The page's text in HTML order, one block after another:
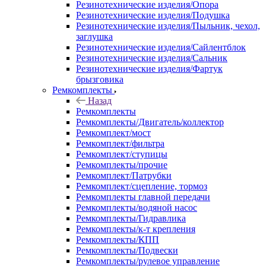
Резинотехнические изделия/Опора
Резинотехнические изделия/Подушка
Резинотехнические изделия/Пыльник, чехол,
заглушка
Резинотехнические изделия/Сайлентблок
Резинотехнические изделия/Сальник
Резинотехнические изделия/Фартук
брызговика
Ремкомплекты
Назад
Ремкомплекты
Ремкомплекты/Двигатель/коллектор
Ремкомплект/мост
Ремкомплект/фильтра
Ремкомплект/ступицы
Ремкомплекты/прочие
Ремкомплект/Патрубки
Ремкомплект/сцепление, тормоз
Ремкомплекты главной передачи
Ремкомплекты/водяной насос
Ремкомплекты/Гидравлика
Ремкомплекты/к-т крепления
Ремкомплекты/КПП
Ремкомплекты/Подвески
Ремкомплекты/рулевое управление